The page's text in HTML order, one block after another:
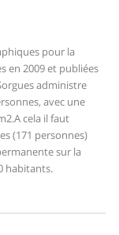
pour la
en 2009 et publiées
administre
avec une
A cela il faut
(171 personnes)
sur la
habitants.